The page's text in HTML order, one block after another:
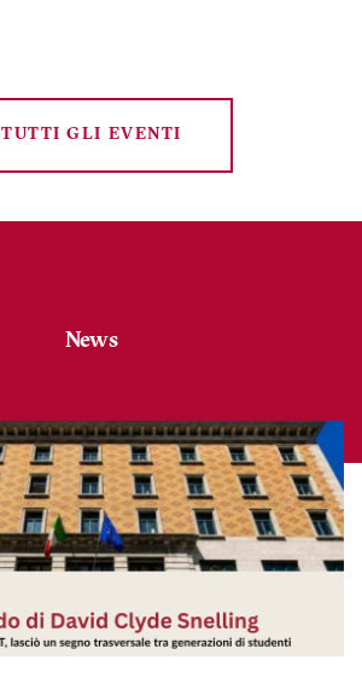
TUTTI GLI EVENTI
News